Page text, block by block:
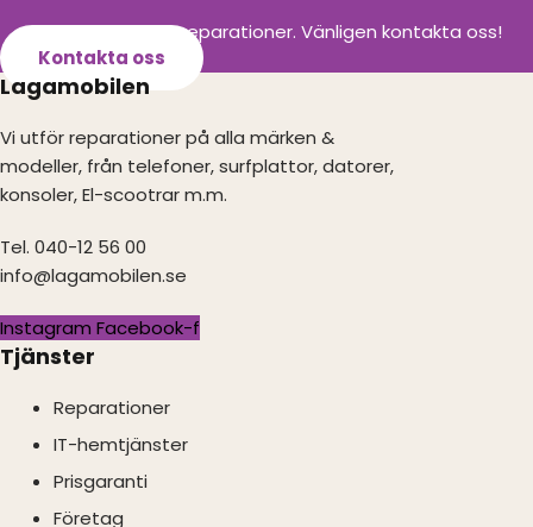
Vi utför alla olika reparationer. Vänligen kontakta oss!
Kontakta oss
Lagamobilen
Vi utför reparationer på alla märken &
modeller, från telefoner, surfplattor, datorer,
konsoler, El-scootrar m.m.
Tel. 040-12 56 00
info@lagamobilen.se
Instagram Facebook-f
Tjänster
Reparationer
IT-hemtjänster
Prisgaranti
Företag